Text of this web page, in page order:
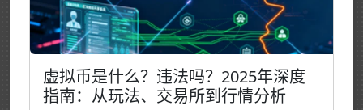
虚拟币是什么？违法吗？2025年深度
指南：从玩法、交易所到行情分析